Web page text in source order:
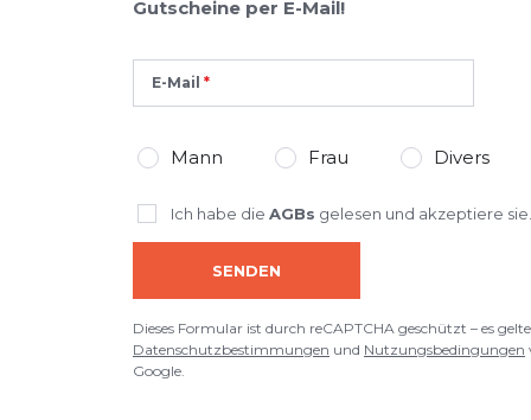
Gutscheine per E-Mail!
E-Mail
Mann Frau Divers
Ich habe die AGBs gelesen und akzeptiere sie.
SENDEN
Dieses Formular ist durch reCAPTCHA geschützt – es
Datenschutzbestimmungen und Nutzungsbedingungen
Google.